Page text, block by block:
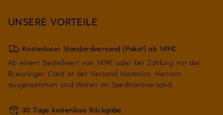
UNSERE VORTEILE
Kostenloser Standardversand (Paket) ab 149€
Ab einem Bestellwert von 149€ oder bei Zahlung mit der
Breuninger Card ist der Versand kostenlos. Hiervon
ausgenommen sind Waren im Speditionsversand.
30 Tage kostenlose Rückgabe